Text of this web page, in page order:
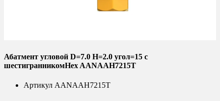
Абатмент угловой D=7.0 H=2.0 угол=15 с
шестигранникомHex AANAAH7215T
Артикул AANAAH7215T